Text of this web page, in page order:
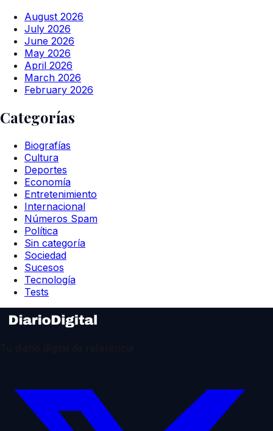
August 2026
July 2026
June 2026
May 2026
April 2026
March 2026
February 2026
Categorías
Biografías
Cultura
Deportes
Economía
Entretenimiento
Internacional
Números Spam
Política
Sin categoría
Sociedad
Sucesos
Tecnología
Tests